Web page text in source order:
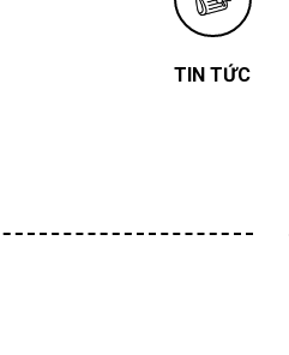
TIN TỨC